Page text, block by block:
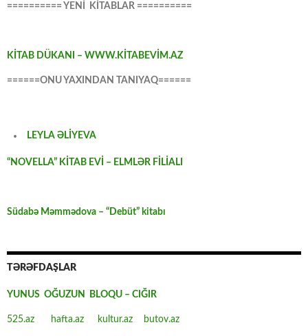
========== YENİ KİTABLAR ==========
KİTAB DÜKANI – WWW.KİTABEVİM.AZ
======ONU YAXINDAN TANIYAQ======
LEYLA ƏLİYEVA
“NOVELLA” KİTAB EVİ – ELMLƏR FİLİALI
Südabə Məmmədova – “Debüt” kitabı
TƏRƏFDAŞLAR
YUNUS OĞUZUN BLOQU – CIĞIR
525.az hafta.az kultur.az butov.az